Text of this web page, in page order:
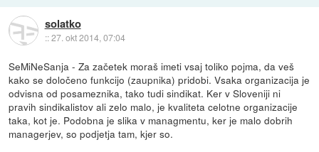
solatko
::27. okt 2014, 07:04
SeMiNeSanja - Za začetek moraš imeti vsaj toliko pojma, da veš
kako se določeno funkcijo (zaupnika) pridobi. Vsaka organizacija je
odvisna od posameznika, tako tudi sindikat. Ker v Sloveniji ni
pravih sindikalistov ali zelo malo, je kvaliteta celotne organizacije
taka, kot je. Podobna je slika v managmentu, ker je malo dobrih
managerjev, so podjetja tam, kjer so.